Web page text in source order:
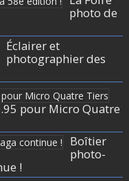
photo de
Éclairer et
photographier des
pour Micro Quatre
Boîtier
photo-
!